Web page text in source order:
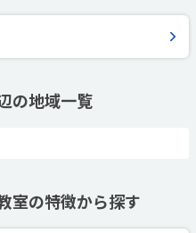
の地域一覧
室の特徴から探す